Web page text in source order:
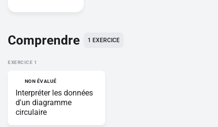
Comprendre 1 EXERCICE
EXERCICE
NON ÉVALUÉ
Interpréter les données
d'un diagramme
circulaire